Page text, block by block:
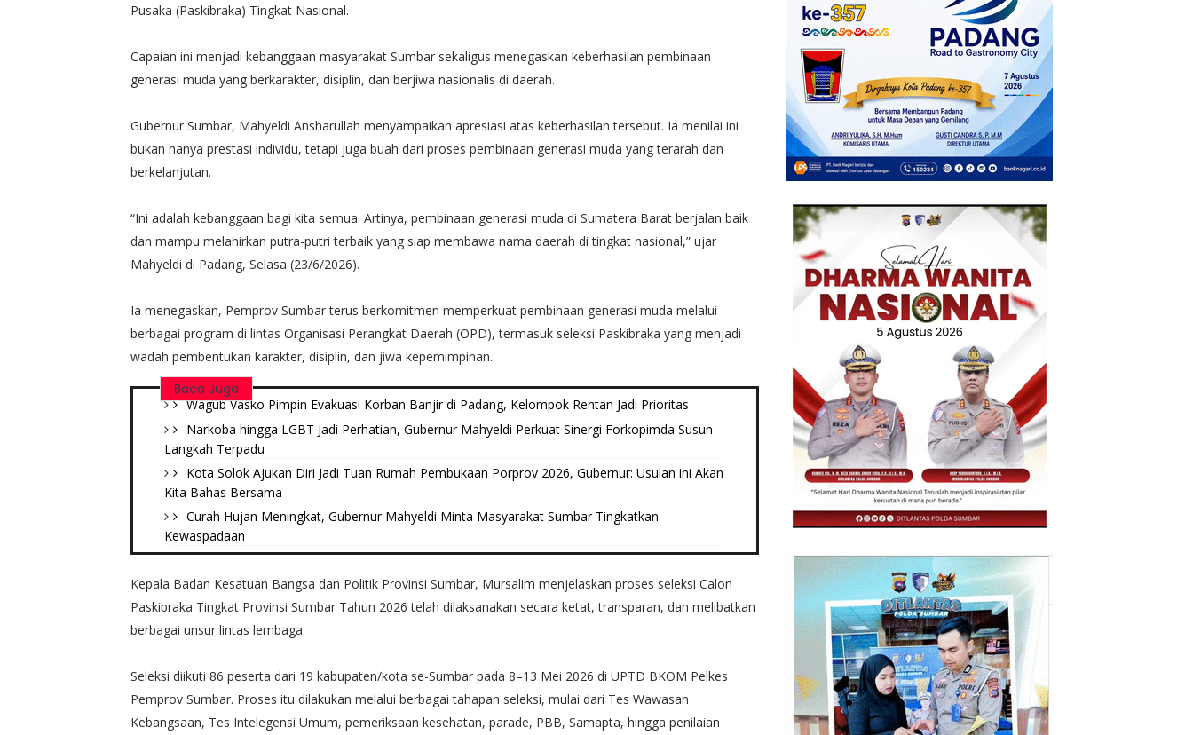
Pusaka (Paskibraka) Tingkat Nasional.
Capaian ini menjadi kebanggaan masyarakat Sumbar sekaligus menegaskan keberhasilan pembinaan
generasi muda yang berkarakter, disiplin, dan berjiwa nasionalis di daerah.
Gubernur Sumbar, Mahyeldi Ansharullah menyampaikan apresiasi atas keberhasilan tersebut. Ia menilai ini
bukan hanya prestasi individu, tetapi juga buah dari proses pembinaan generasi muda yang terarah dan
berkelanjutan.
“Ini adalah kebanggaan bagi kita semua. Artinya, pembinaan generasi muda di Sumatera Barat berjalan baik
dan mampu melahirkan putra-putri terbaik yang siap membawa nama daerah di tingkat nasional,” ujar
Mahyeldi di Padang, Selasa (23/6/2026).
Ia menegaskan, Pemprov Sumbar terus berkomitmen memperkuat pembinaan generasi muda melalui
berbagai program di lintas Organisasi Perangkat Daerah (OPD), termasuk seleksi Paskibraka yang menjadi
wadah pembentukan karakter, disiplin, dan jiwa kepemimpinan.
Baca Juga
Wagub Vasko Pimpin Evakuasi Korban Banjir di Padang, Kelompok Rentan Jadi Prioritas
Narkoba hingga LGBT Jadi Perhatian, Gubernur Mahyeldi Perkuat Sinergi Forkopimda Susun
Langkah Terpadu
Kota Solok Ajukan Diri Jadi Tuan Rumah Pembukaan Porprov 2026, Gubernur: Usulan ini Akan
Kita Bahas Bersama
Curah Hujan Meningkat, Gubernur Mahyeldi Minta Masyarakat Sumbar Tingkatkan
Kewaspadaan
Kepala Badan Kesatuan Bangsa dan Politik Provinsi Sumbar, Mursalim menjelaskan proses seleksi Calon
Paskibraka Tingkat Provinsi Sumbar Tahun 2026 telah dilaksanakan secara ketat, transparan, dan melibatkan
berbagai unsur lintas lembaga.
Seleksi diikuti 86 peserta dari 19 kabupaten/kota se-Sumbar pada 8–13 Mei 2026 di UPTD BKOM Pelkes
Pemprov Sumbar. Proses itu dilakukan melalui berbagai tahapan seleksi, mulai dari Tes Wawasan
Kebangsaan, Tes Intelegensi Umum, pemeriksaan kesehatan, parade, PBB, Samapta, hingga penilaian